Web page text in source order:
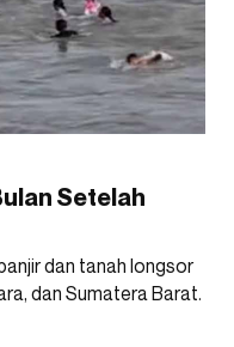
Setelah
dan tanah longsor
dan Sumatera Barat.